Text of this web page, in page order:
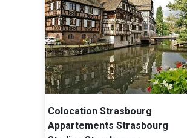
Colocation Strasbourg
Appartements Strasbourg